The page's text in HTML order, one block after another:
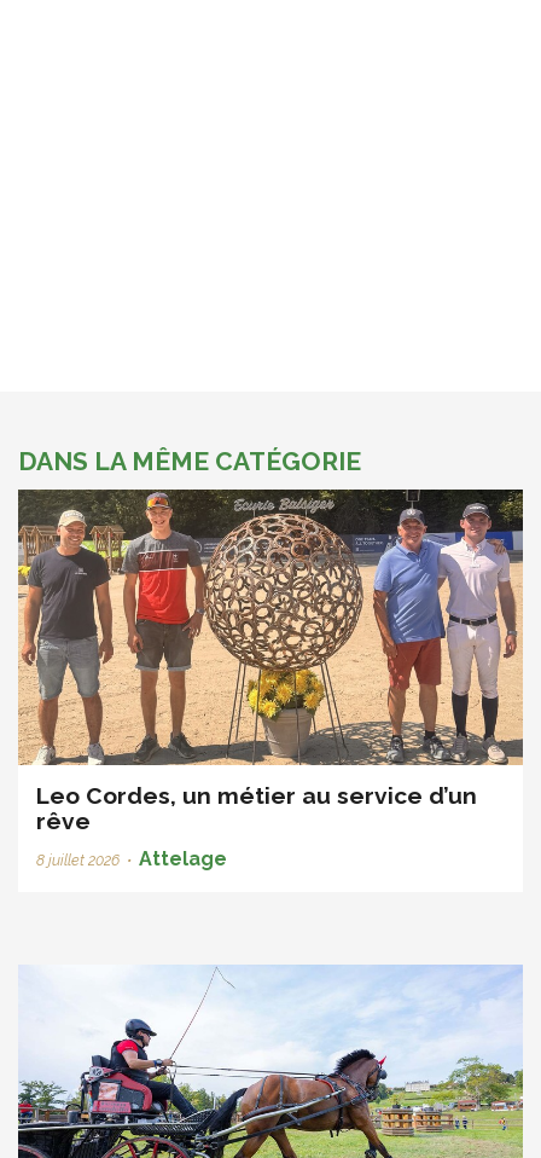
DANS LA MÊME CATÉGORIE
Leo Cordes, un métier au service d’un
rêve
8 juillet 2026 • Attelage